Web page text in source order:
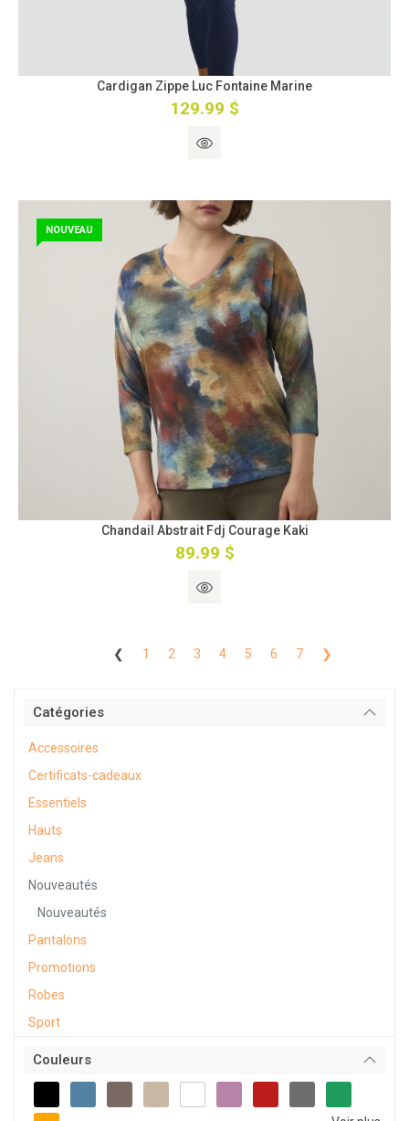
Catégories
Accessoires
Certificats-cadeaux
Essentiels
Hauts
Jeans
Nouveautés
Nouveautés
Pantalons
Promotions
Robes
Sport
Couleurs
Cardigan Zippe Luc Fontaine Marine
129.99 $
NOUVEAU
Chandail Abstrait Fdj Courage Kaki
89.99 $
❮ 1 2 3 4 5 6 7 ❯